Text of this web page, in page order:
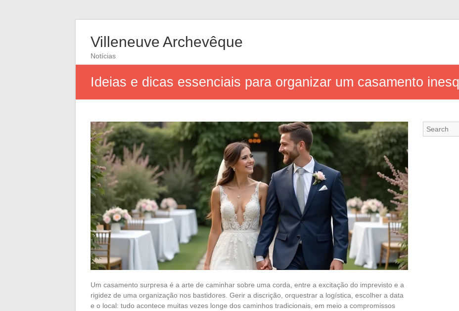
Villeneuve Archevêque
Notícias
Ideias e dicas essenciais para organizar um casamento
Um casamento surpresa é a arte de caminhar sobre uma corda, entre a excitação do imprevisto e a
rigidez de uma organização nos bastidores. Gerir a discrição, orquestrar a logística, escolher a data
e o local: tudo acontece muitas vezes longe dos caminhos tradicionais, em meio a compromissos